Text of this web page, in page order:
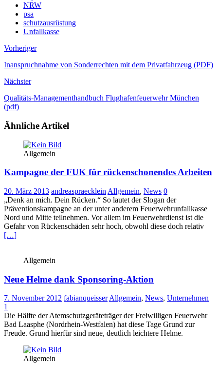
NRW
psa
schutzausrüstung
Unfallkasse
Vorheriger
Inanspruchnahme von Sonderrechten mit dem Privatfahrzeug (PDF)
Nächster
Qualitäts-Managementhandbuch Flughafenfeuerwehr München
(pdf)
Ähnliche Artikel
Allgemein
Kampagne der FUK für rückenschonendes Arbeiten
20. März 2013 andreaspraecklein Allgemein, News 0
„Denk an mich. Dein Rücken.“ So lautet der Slogan der
Präventionskampagne an der unter anderem Feuerwehrunfallkasse
Nord und Mitte teilnehmen. Vor allem im Feuerwehrdienst ist die
Gefahr von Rückenschäden sehr hoch, obwohl diese doch relativ
[…]
Allgemein
Neue Helme dank Sponsoring-Aktion
7. November 2012 fabianqueisser Allgemein, News, Unternehmen
1
Die Hälfte der Atemschutzgeräteträger der Freiwilligen Feuerwehr
Bad Laasphe (Nordrhein-Westfalen) hat diese Tage Grund zur
Freude. Grund hierfür sind neue, deutlich leichtere Helme.
Allgemein